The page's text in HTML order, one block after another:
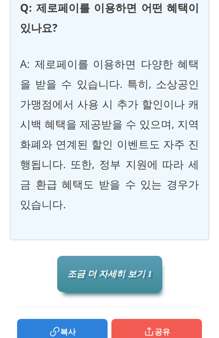
Q: 제로페이를 이용하면 어떤 혜택이
있나요?
A: 제로페이를 이용하면 다양한 혜택
을 받을 수 있습니다. 특히, 소상공인
가맹점에서 사용 시 추가 할인이나 캐
시백 혜택을 제공받을 수 있으며, 지역
화폐와 연계된 할인 이벤트도 자주 진
행됩니다. 또한, 정부 지원에 따라 세
금 환급 혜택도 받을 수 있는 경우가
있습니다.
조금 더 자세히 보기 1
복사 공유